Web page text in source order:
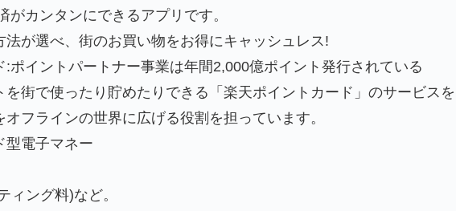
カンタンにできるアプリです。
法が選べ、街のお買い物をお得にキャッシュレス!
イントパートナー事業は年間2,000億ポイント発行されている
を街で使ったり貯めたりできる「楽天ポイントカード」のサービスを
フラインの世界に広げる役割を担っています。
電子マネー
ィング料)など。